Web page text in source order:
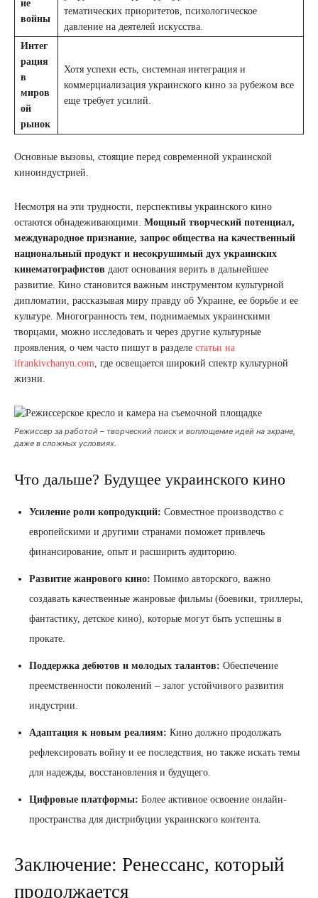
ие
войны
тематических приоритетов, психологическое
давление на деятелей искусства.
Интег
рация
в
миров
ой
рынок
Хотя успехи есть, системная интеграция и
коммерциализация украинского кино за рубежом все
еще требует усилий.
Основные вызовы, стоящие перед современной украинской
киноиндустрией.
Несмотря на эти трудности, перспективы украинского кино
остаются обнадеживающими. Мощный творческий потенциал,
международное признание, запрос общества на качественный
национальный продукт и несокрушимый дух украинских
кинематографистов дают основания верить в дальнейшее
развитие. Кино становится важным инструментом культурной
дипломатии, рассказывая миру правду об Украине, ее борьбе и ее
культуре. Многогранность тем, поднимаемых украинскими
творцами, можно исследовать и через другие культурные
проявления, о чем часто пишут в разделе статьи на
ifrankivchanyn.com , где освещается широкий спектр культурной
жизни.
Режиссер за работой – творческий поиск и воплощение идей на экране,
даже в сложных условиях.
Что дальше? Будущее украинского кино
Усиление роли копродукций: Совместное производство с
европейскими и другими странами поможет привлечь
финансирование, опыт и расширить аудиторию.
Развитие жанрового кино: Помимо авторского, важно
создавать качественные жанровые фильмы (боевики, триллеры,
фантастику, детское кино), которые могут быть успешны в
прокате.
Поддержка дебютов и молодых талантов: Обеспечение
преемственности поколений – залог устойчивого развития
индустрии.
Адаптация к новым реалиям: Кино должно продолжать
рефлексировать войну и ее последствия, но также искать темы
для надежды, восстановления и будущего.
Цифровые платформы: Более активное освоение онлайн-
пространства для дистрибуции украинского контента.
Заключение: Ренессанс, который
продолжается